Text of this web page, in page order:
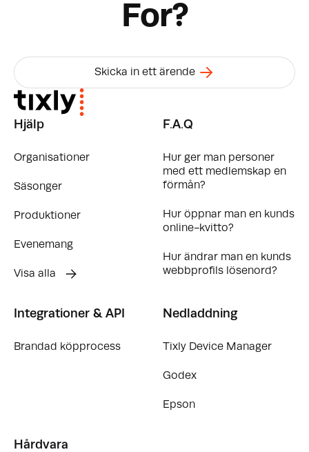
For?
Skicka in ett ärende
Hjälp
Organisationer
Säsonger
Produktioner
Evenemang
Visa alla
F.A.Q
Hur ger man personer
med ett medlemskap en
förmån?
Hur öppnar man en kunds
online-kvitto?
Hur ändrar man en kunds
webbprofils lösenord?
Integrationer & API
Brandad köpprocess
Nedladdning
Tixly Device Manager
Godex
Epson
Hårdvara